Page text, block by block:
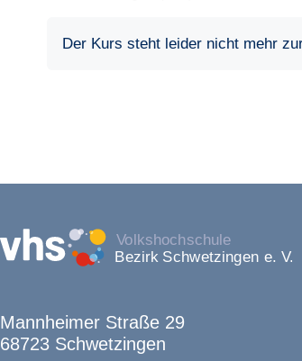
Der Kurs steht leider nicht mehr
Mannheimer Straße 29
68723 Schwetzingen